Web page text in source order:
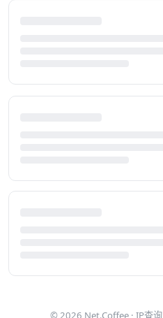
© 2026 Net.Coffee · IP查询